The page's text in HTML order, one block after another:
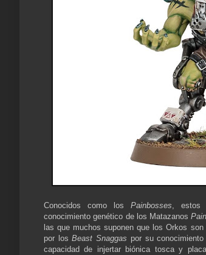
Conocidos como losPainbosses, estos
conocimiento genético de los Matazanos
las que muchos suponen que los Orkos
por losBeast Snaggas por su
capacidad de injertar biónica tosca y